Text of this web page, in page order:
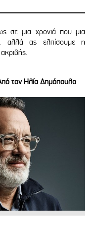
σε μια χρονιά που μια
αλλά ας ελπίσουμε η
τον Ηλία Δημόπουλο